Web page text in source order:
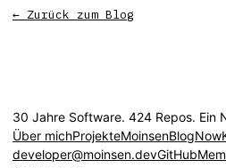
← Zurück zum Blog
30 Jahre Software. 424 Repos. Ein
Über michProjekteMoinsenBlogNow
developer@moinsen.devGitHub